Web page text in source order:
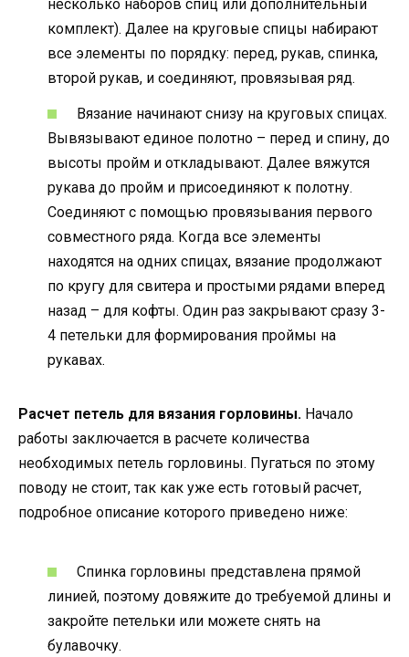
несколько наборов спиц или дополнительный
комплект). Далее на круговые спицы набирают
все элементы по порядку: перед, рукав, спинка,
второй рукав, и соединяют, провязывая ряд.
Вязание начинают снизу на круговых спицах.
Вывязывают единое полотно – перед и спину, до
высоты пройм и откладывают. Далее вяжутся
рукава до пройм и присоединяют к полотну.
Соединяют с помощью провязывания первого
совместного ряда. Когда все элементы
находятся на одних спицах, вязание продолжают
по кругу для свитера и простыми рядами вперед
назад – для кофты. Один раз закрывают сразу 3-
4 петельки для формирования проймы на
рукавах.
Расчет петель для вязания горловины. Начало
работы заключается в расчете количества
необходимых петель горловины. Пугаться по этому
поводу не стоит, так как уже есть готовый расчет,
подробное описание которого приведено ниже:
Спинка горловины представлена прямой
линией, поэтому довяжите до требуемой длины и
закройте петельки или можете снять на
булавочку.